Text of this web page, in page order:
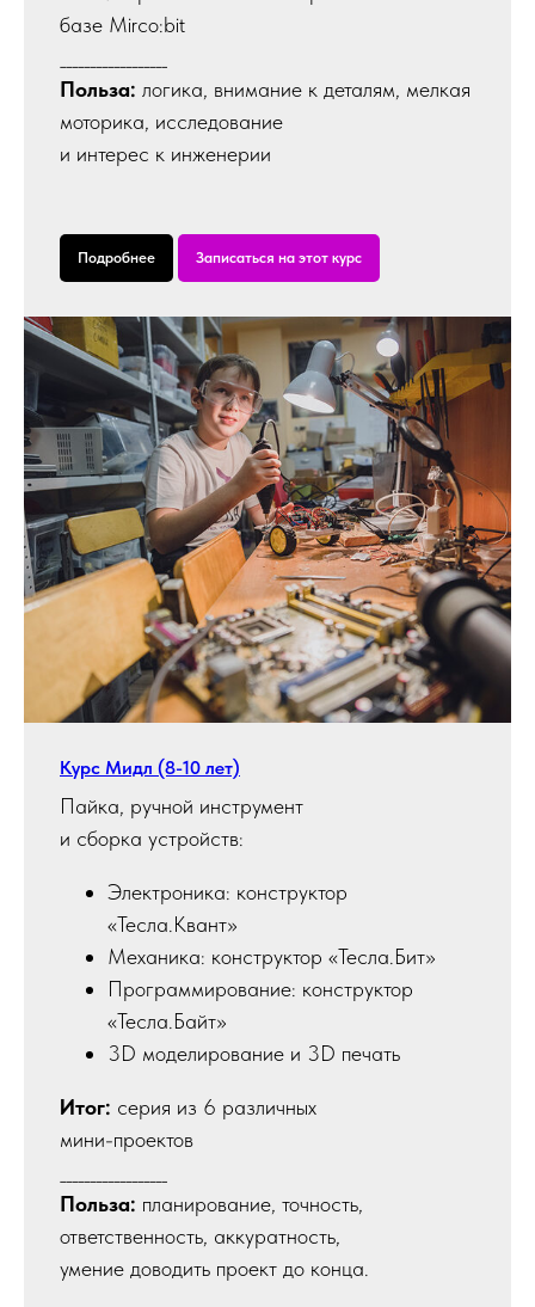
базе Mirco:bit
Польза: логика, внимание к деталям, мелкая
моторика, исследование
и интерес к инженерии
Подробнее Записаться на этот курс
Курс Мидл (8-10 лет)
Пайка, ручной инструмент
и сборка устройств:
Электроника: конструктор
«Тесла.Квант»
Механика: конструктор «Тесла.Бит»
Программирование: конструктор
«Тесла.Байт»
3D моделирование и 3D печать
Итог: серия из 6 различных
мини-проектов
Польза: планирование, точность,
ответственность, аккуратность,
умение доводить проект до конца.